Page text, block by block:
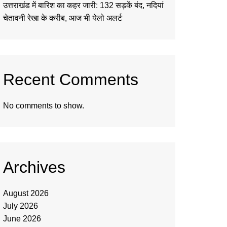
उत्तराखंड में बारिश का कहर जारी: 132 सड़कें बंद, नदियां
चेतावनी रेखा के करीब, आज भी येलो अलर्ट
Recent Comments
No comments to show.
Archives
August 2026
July 2026
June 2026